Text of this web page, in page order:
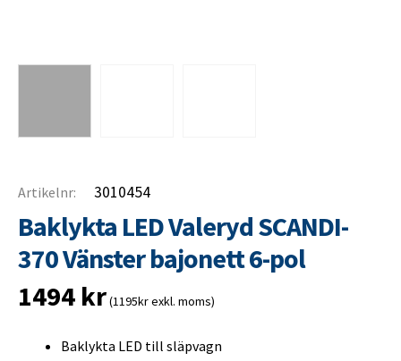
Artikelnr: 3010454
Baklykta LED Valeryd SCANDI-
370 Vänster bajonett 6-pol
1494 kr(1195kr exkl. moms)
Baklykta LED till släpvagn